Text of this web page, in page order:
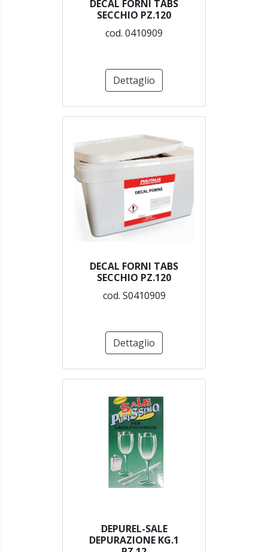
DECAL FORNI TABS
SECCHIO PZ.120
cod. 0410909
Dettaglio
DECAL FORNI TABS
SECCHIO PZ.120
cod. S0410909
Dettaglio
DEPUREL-SALE
DEPURAZIONE KG.1